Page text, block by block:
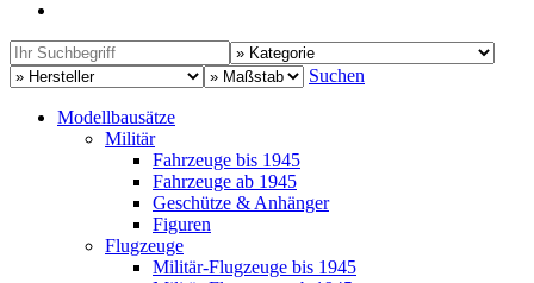
Suchen
Modellbausätze
Militär
Fahrzeuge bis 1945
Fahrzeuge ab 1945
Geschütze & Anhänger
Figuren
Flugzeuge
Militär-Flugzeuge bis 1945